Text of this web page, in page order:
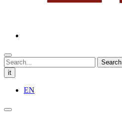
Search
it
EN